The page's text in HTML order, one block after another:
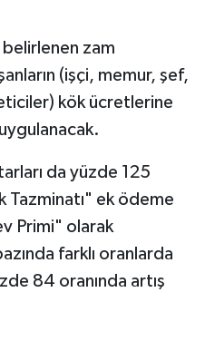
zam
(işçi, memur, şef,
kök ücretlerine
da yüzde 125
Tazminatı" ek ödeme
Primi" olarak
farklı oranlarda
84 oranında artış